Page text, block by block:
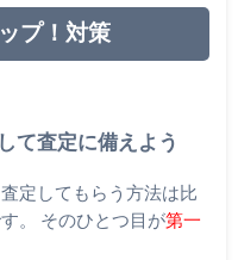
プ！対策
て査定に備えよう
定してもらう方法は比
。 そのひとつ目が第一